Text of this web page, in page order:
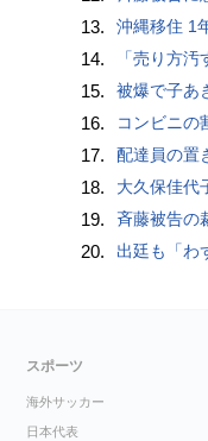
13. 沖縄移住 1
14. 「売り方
15. 被爆で子あ
16. コンビニの
17. 配達員の置
18. 大久保佳代
19. 斉藤被告の
20. 出廷も「わ
スポーツ
海外サッカー
日本代表